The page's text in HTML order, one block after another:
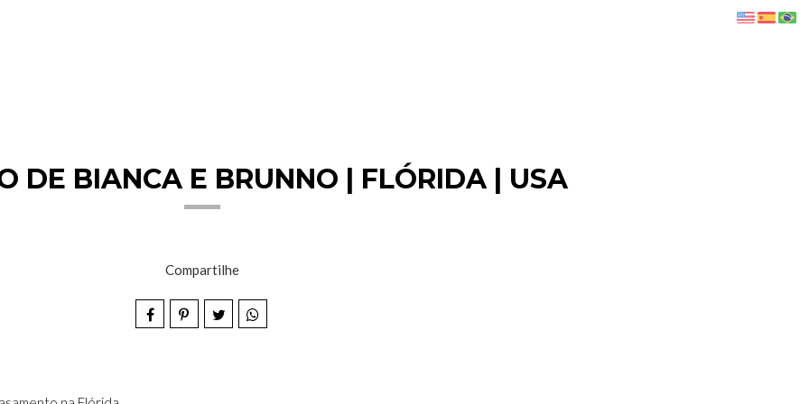
DE BIANCA E BRUNNO | FLÓRIDA | USA
Compartilhe